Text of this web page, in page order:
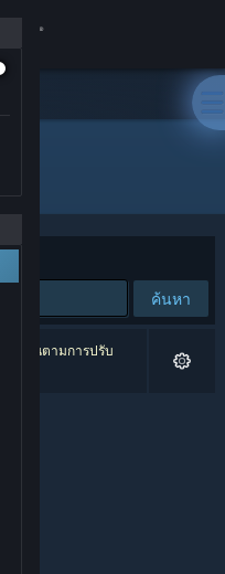
ค้นหา
ะเว้นตามการปรับ